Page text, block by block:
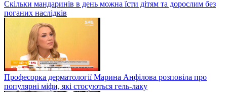
Скільки мандаринів в день можна їсти дітям та дорослим без
поганих наслідків
Професорка дерматології Марина Анфілова розповіла про
популярні міфи, які стосуються гель-лаку